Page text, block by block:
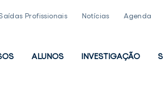
Profissionais Notícias Agenda
ALUNOS INVESTIGAÇÃO